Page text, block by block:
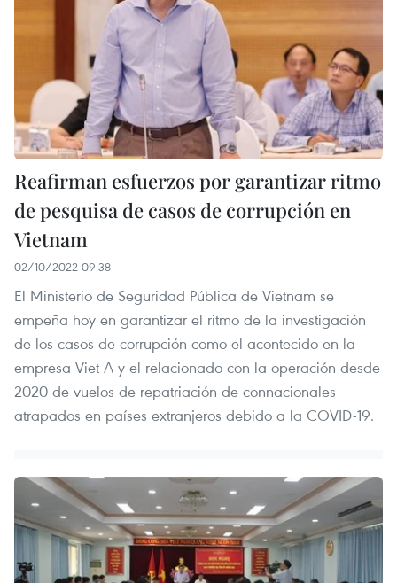
Reafirman esfuerzos por garantizar ritmo
de pesquisa de casos de corrupción en
Vietnam
02/10/2022 09:38
El Ministerio de Seguridad Pública de Vietnam se
empeña hoy en garantizar el ritmo de la investigación
de los casos de corrupción como el acontecido en la
empresa Viet A y el relacionado con la operación desde
2020 de vuelos de repatriación de connacionales
atrapados en países extranjeros debido a la COVID-19.